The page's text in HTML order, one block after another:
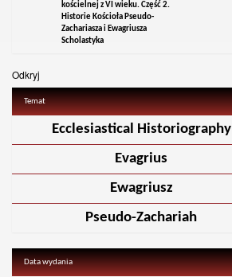
kościelnej z VI wieku. Część 2.
Historie Kościoła Pseudo-
Zachariasza i Ewagriusza
Scholastyka
Odkryj
Temat
Ecclesiastical Historiography
Evagrius
Ewagriusz
Pseudo-Zachariah
Data wydania